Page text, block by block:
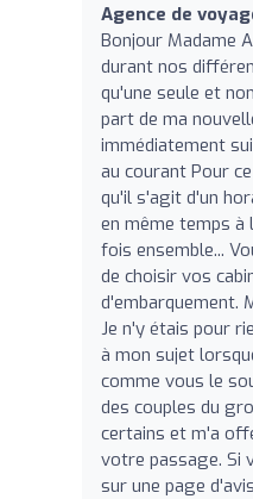
Agence de
Bonjour Madame
durant nos
qu'une seule et
part de ma
immédiatement
au courant Pour
qu'il s'agit d'un
en même temps à
fois ensemble...
de choisir vos
d'embarquement.
Je n'y étais pour
à mon sujet
comme vous le
des couples du
certains et m'a
votre passage. Si
sur une page